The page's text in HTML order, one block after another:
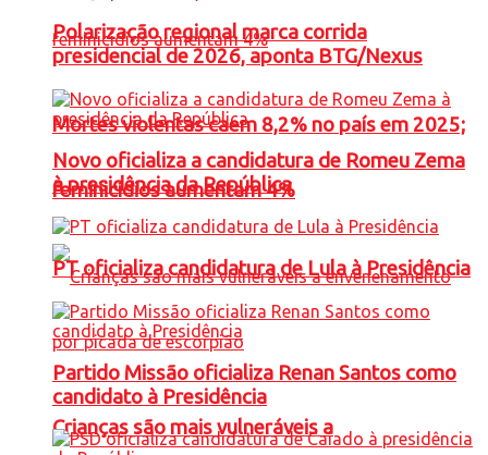
Mortes violentas caem 8,2% no país em 2025;
feminicídios aumentam 4%
Crianças são mais vulneráveis a
Polarização regional marca corrida
presidencial de 2026, aponta BTG/Nexus
Novo oficializa a candidatura de Romeu Zema
à presidência da República
PT oficializa candidatura de Lula à Presidência
Partido Missão oficializa Renan Santos como
candidato à Presidência